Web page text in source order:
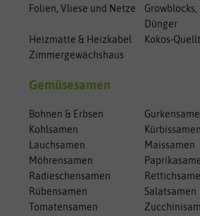
Folien, Vliese und Netze
Growblocks,
Dünger
Heizmatte & Heizkabel
Kokos-
Zimmergewächshaus
Gemüsesamen
Bohnen & Erbsen
Kohlsamen
Kürbissamen
Lauchsamen
Maissamen
Möhrensamen
Radieschensamen
Rübensamen
Salatsamen
Tomatensamen